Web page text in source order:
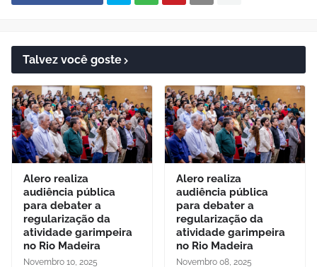
Talvez você goste
Alero realiza
audiência pública
para debater a
regularização da
atividade garimpeira
no Rio Madeira
Novembro 10, 2025
Alero realiza
audiência pública
para debater a
regularização da
atividade garimpeira
no Rio Madeira
Novembro 08, 2025